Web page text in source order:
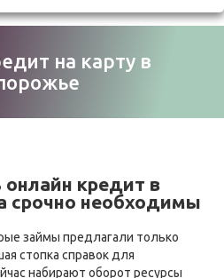
на карту в
онлайн кредит в
срочно необходимы
займы предлагали только
стопка справок для
набирают оборот ресурсы